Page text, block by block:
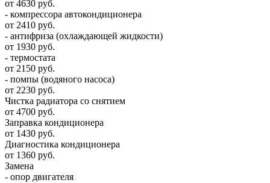
от 4630 руб.
- компрессора автокондиционера
от 2410 руб.
- антифриза (охлаждающей жидкости)
от 1930 руб.
- термостата
от 2150 руб.
- помпы (водяного насоса)
от 2230 руб.
Чистка радиатора со снятием
от 4700 руб.
Заправка кондиционера
от 1430 руб.
Диагностика кондиционера
от 1360 руб.
Замена
- опор двигателя